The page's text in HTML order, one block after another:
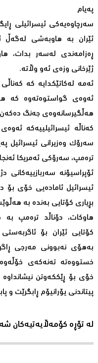
پەیام
سەرچاوەیەکی ئیسرائیلی
ئێران بە هاوبەشی لەگەڵ
ڕەزامەندی لەسەر بدات،
ژێرخانی وزەی ئەو وڵاتە.
ئەوەى گواستوەتەوە کە
هەڵگیرسانەوەى جەنگ
کەناڵە ئیسرائیلییەکە
سەرۆک وەزیرانی ئیسرائیل
ترەمپ، سەرۆکی ئەمریکا
ئۆپراسیۆنە سەربازییەکانی
ئیسرائیل ئامادەیی خۆی بۆ
بڕیاری کۆتایی بەندە بە
هاوکات، دۆناڵد ترەمپ بە
کۆتایی ئێران بۆ
بەهۆی نەبوونی مەرجی
خستووەتە تەنەکەی
پیتاندنی یۆرانیۆم ڕابگرێت و
لە تۆڕە کۆمەڵایەتیەکان